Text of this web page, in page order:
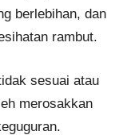
berlebihan, dan
rambut.
sesuai atau
merosakkan